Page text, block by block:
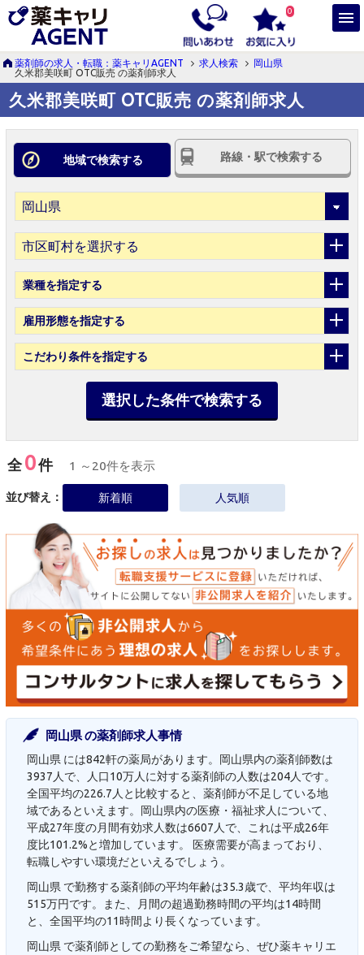
0
薬剤師の求人・転職：薬キャリAGENT 求人検索
岡山県
久米郡美咲町 OTC販売 の薬剤師求人
久米郡美咲町 OTC販売 の薬剤師求人
地域で検索する 路線・駅で検索する
市区町村を選択する
業種を指定する
雇用形態を指定する
こだわり条件を指定する
選択した条件で検索する
全0件 1 ～20件を表示
並び替え： 新着順 人気順
岡山県 の薬剤師求人事情
岡山県 には842軒の薬局があります。岡山県内の薬剤師数は
3937人で、人口10万人に対する薬剤師の人数は204人です。
全国平均の226.7人と比較すると、薬剤師が不足している地
域であるといえます。岡山県内の医療・福祉求人について、
平成27年度の月間有効求人数は6607人で、これは平成26年
度比101.2%と増加しています。 医療需要が高まっており、
転職しやすい環境だといえるでしょう。
岡山県 で勤務する薬剤師の平均年齢は35.3歳で、平均年収は
515万円です。また、月間の超過勤務時間の平均は14時間
と、全国平均の11時間より長くなっています。
岡山県 で薬剤師としての勤務をご希望なら、ぜひ薬キャリエ